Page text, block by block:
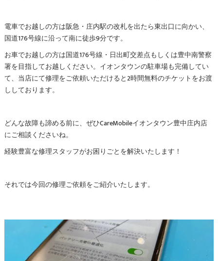
電車でお越しの方は阪急・庄内駅の改札を出たら東出口に向かい、
国道176号線に沿って南に徒歩9分です。
お車でお越しの方は国道176号線・日出町交差点もしくは豊中南警察
署を目指してお越しください。イオンタウンの駐車場も完備してい
て、当店にて修理をご依頼いただけると2時間無料のチケットをお渡
ししております。
どんな故障も諦める前に、ぜひCareMobileイオンタウン豊中庄内店
にご相談くださいね。
経験豊富な修理スタッフがお困りごとを解決いたします！
それでは今回の修理ご依頼をご紹介いたします。